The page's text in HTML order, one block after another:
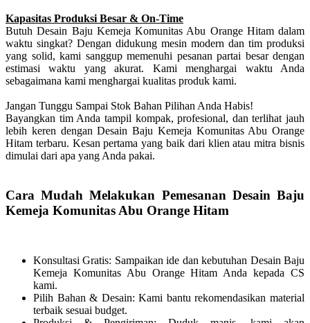
Kapasitas Produksi Besar & On-Time
Butuh Desain Baju Kemeja Komunitas Abu Orange Hitam dalam
waktu singkat? Dengan didukung mesin modern dan tim produksi
yang solid, kami sanggup memenuhi pesanan partai besar dengan
estimasi waktu yang akurat. Kami menghargai waktu Anda
sebagaimana kami menghargai kualitas produk kami.
Jangan Tunggu Sampai Stok Bahan Pilihan Anda Habis!
Bayangkan tim Anda tampil kompak, profesional, dan terlihat jauh
lebih keren dengan Desain Baju Kemeja Komunitas Abu Orange
Hitam terbaru. Kesan pertama yang baik dari klien atau mitra bisnis
dimulai dari apa yang Anda pakai.
Cara Mudah Melakukan Pemesanan Desain Baju
Kemeja Komunitas Abu Orange Hitam
Konsultasi Gratis: Sampaikan ide dan kebutuhan Desain Baju
Kemeja Komunitas Abu Orange Hitam Anda kepada CS
kami.
Pilih Bahan & Desain: Kami bantu rekomendasikan material
terbaik sesuai budget.